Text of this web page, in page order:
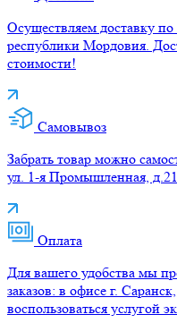
Осуществляем доставку
республики Мордовия.
стоимости!
Самовывоз
Забрать товар можно
ул. 1-я Промышленная, д.21
Оплата
Для вашего удобства мы
заказов: в офисе г.
воспользоваться услугой